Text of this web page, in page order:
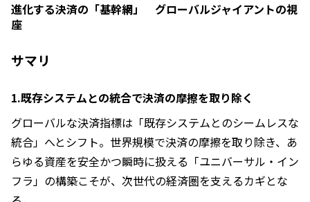
進化する決済の「基幹網」 グローバルジャイアントの視
座
サマリ
1.既存システムとの統合で決済の摩擦を取り除く
グローバルな決済指標は「既存システムとのシームレスな
統合」へとシフト。世界規模で決済の摩擦を取り除き、あ
らゆる資産を安全かつ瞬時に扱える「ユニバーサル・イン
フラ」の構築こそが、次世代の経済圏を支えるカギとな